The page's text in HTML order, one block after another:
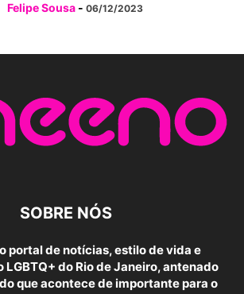
Felipe Sousa - 06/12/2023
SOBRE NÓS
portal de notícias, estilo de vida e
do Rio de Janeiro, antenado
que acontece de importante para o